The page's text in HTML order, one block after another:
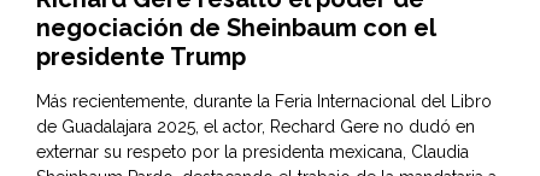
negociación de Sheinbaum con el
presidente Trump
Más recientemente, durante la Feria Internacional del Libro
de Guadalajara 2025, el actor, Rechard Gere no dudó en
externar su respeto por la presidenta mexicana, Claudia